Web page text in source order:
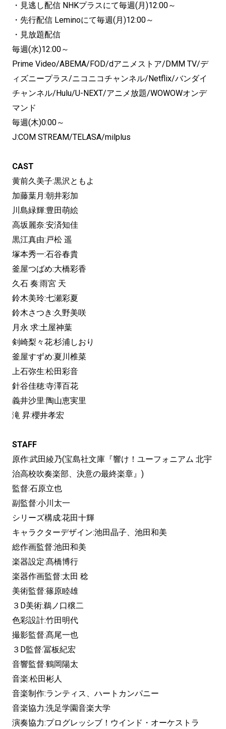
・見逃し配信 NHKプラスにて毎週(月)12:00～
・先行配信 Leminoにて毎週(月)12:00～
・見放題配信
毎週(水)12:00～
Prime Video/ABEMA/FOD/dアニメストア/DMM TV/デ
ィズニープラス/ニコニコチャンネル/Netflix/バンダイ
チャンネル/Hulu/U-NEXT/アニメ放題/WOWOWオンデ
マンド
毎週(木)0:00～
J:COM STREAM/TELASA/milplus
CAST
黄前久美子:黒沢ともよ
加藤葉月:朝井彩加
川島緑輝:豊田萌絵
高坂麗奈:安済知佳
黒江真由:戸松 遥
塚本秀一:石谷春貴
釜屋つばめ:大橋彩香
久石 奏:雨宮 天
鈴木美玲:七瀬彩夏
鈴木さつき:久野美咲
月永 求:土屋神葉
剣崎梨々花:杉浦しおり
釜屋すずめ:夏川椎菜
上石弥生:松田彩音
針谷佳穂:寺澤百花
義井沙里:陶山恵実里
滝 昇:櫻井孝宏
STAFF
原作:武田綾乃(宝島社文庫『響け！ユーフォニアム 北宇
治高校吹奏楽部、決意の最終楽章』)
監督:石原立也
副監督:小川太一
シリーズ構成:花田十輝
キャラクターデザイン:池田晶子、池田和美
総作画監督:池田和美
楽器設定:髙橋博行
楽器作画監督:太田 稔
美術監督:篠原睦雄
３D美術:鵜ノ口穣二
色彩設計:竹田明代
撮影監督:髙尾一也
３D監督:冨板紀宏
音響監督:鶴岡陽太
音楽:松田彬人
音楽制作:ランティス、ハートカンパニー
音楽協力:洗足学園音楽大学
演奏協力:プログレッシブ！ウインド・オーケストラ